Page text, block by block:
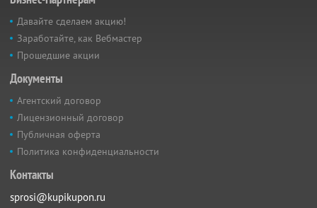
Давайте сделаем акцию!
Заработайте, как Вебмастер
Прошедшие акции
Документы
Агентский договор
Лицензионный договор
Публичная оферта
Политика конфиденциальности
Контакты
sprosi@kupikupon.ru